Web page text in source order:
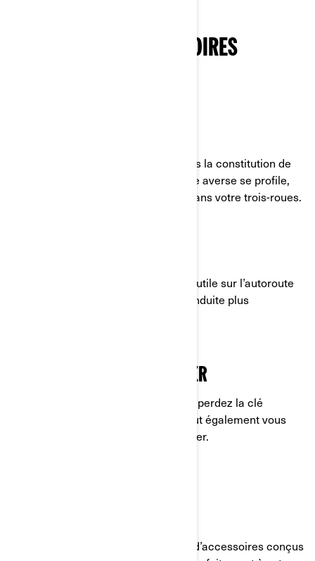
VÊTEMENTS ET ACCESSOIRES
La météo joue un rôle important dans la constitution de
votre kit. Vous ne savez jamais si une averse se profile,
donc ayez toujours ces vêtements dans votre trois-roues.
Cet accessoire est particulièrement utile sur l’autoroute
car il bloque le vent et rend votre conduite plus
CLÉ D’APPRENTISSAGE RYKER
Cette clé vous sauvera la vie si vous perdez la clé
d’origine ! Votre concessionnaire peut également vous
faire une nouvelle clé pour votre Ryker.
BRP propose une gamme complète d’accessoires conçus